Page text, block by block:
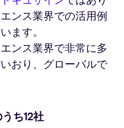
ンス業界での活用例
ます。
ンス業界で非常に多
おり、グローバルで
ち12社